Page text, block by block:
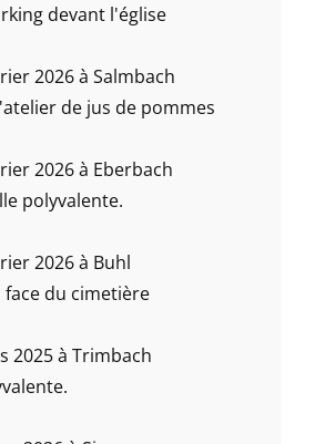
devant l'église
2026 à Salmbach
de jus de pommes
2026 à Eberbach
polyvalente.
2026 à Buhl
face du cimetière
2025 à Trimbach